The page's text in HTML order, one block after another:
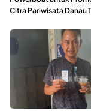
Citra Pariwisata Danau